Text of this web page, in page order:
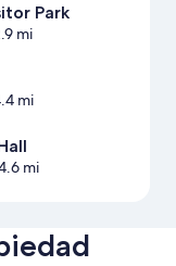
Park
mi
mi
mi